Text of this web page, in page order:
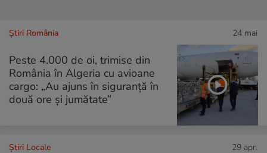
Știri România 24 mai
Peste 4.000 de oi, trimise din
România în Algeria cu avioane
cargo: „Au ajuns în siguranță în
două ore și jumătate”
Știri Locale 29 apr.